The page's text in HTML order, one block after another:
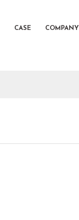
CASE COMPANY